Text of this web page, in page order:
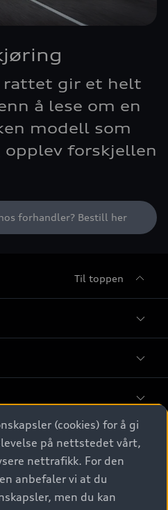
rattet gir et helt
å lese om en
modell som
opplev forskjellen
forhandler? Bestill her
Til toppen
(cookies) for å gi
på nettstedet vårt,
nettrafikk. For den
anbefaler vi at du
men du kan